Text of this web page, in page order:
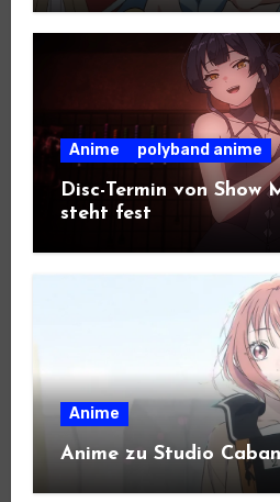
Anime polyband anime
Disc-Termin von Show
steht fest
Anime
Anime zu Studio